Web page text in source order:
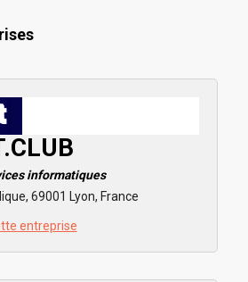
informatiques
69001 Lyon, France
entreprise